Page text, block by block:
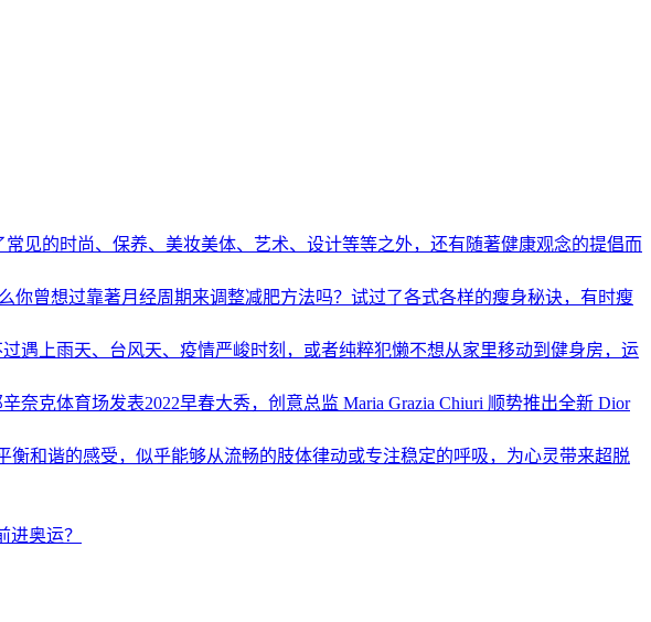
见的时尚、保养、美妆美体、艺术、设计等等之外，还有随著健康观念的提倡而
你曾想过靠著月经周期来调整减肥方法吗？试过了各式各样的瘦身秘诀，有时瘦
过遇上雨天、台风天、疫情严峻时刻，或者纯粹犯懒不想从家里移动到健身房，运
奈克体育场发表2022早春大秀，创意总监 Maria Grazia Chiuri 顺势推出全新 Dior
衡和谐的感受，似乎能够从流畅的肢体律动或专注稳定的呼吸，为心灵带来超脱
奥运？